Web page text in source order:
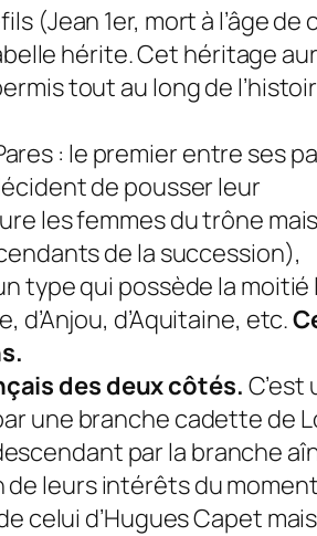
(Jean 1er, mort à l’âge de
hérite. Cet héritage
tout au long de
: le premier entre ses
de pousser leur
les femmes du trône
de la succession),
type qui possède la moitié
d’Anjou, d’Aquitaine, etc.
des deux côtés. C’est
une branche cadette de
par la branche
de leurs intérêts du
celui d’Hugues Capet